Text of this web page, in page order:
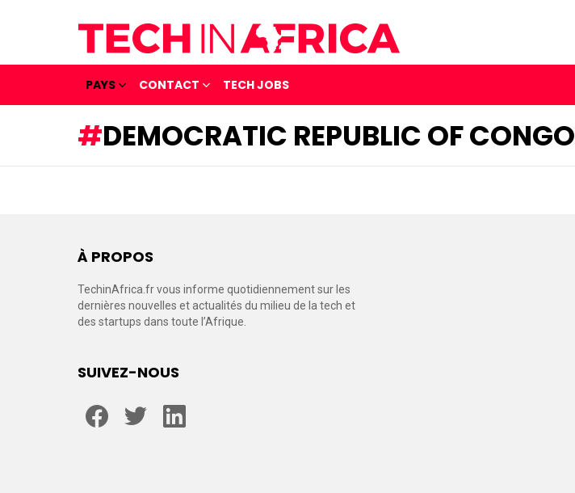
PAYS CONTACT TECH JOBS
DEMOCRATIC REPUBLIC OF CONGO
À PROPOS
TechinAfrica.fr vous informe quotidiennement sur les
dernières nouvelles et actualités du milieu de la tech et
des startups dans toute l’Afrique.
SUIVEZ-NOUS